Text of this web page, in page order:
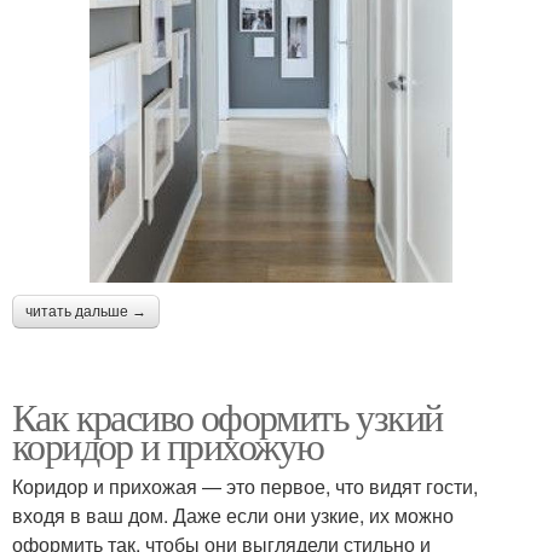
читать дальше →
Как красиво оформить узкий
коридор и прихожую
Коридор и прихожая — это первое, что видят гости,
входя в ваш дом. Даже если они узкие, их можно
оформить так, чтобы они выглядели стильно и